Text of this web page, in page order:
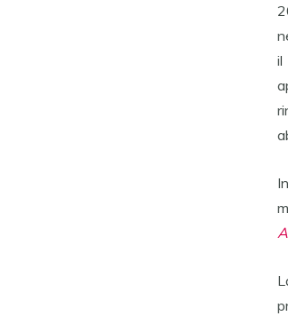
il